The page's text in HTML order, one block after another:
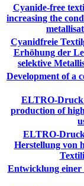
Cyanide-free
increasing the
Cyanidfreie
Erhöhung der
selektive
Development of a
ELTRO-Druck
production of
ELTRO-
Herstellung von
Entwicklung